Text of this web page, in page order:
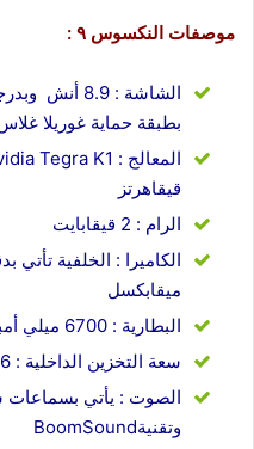
موصفات النكسوس ٩ :
بطبقة حماية غوريلا غلاس
قيقاهرتز
الرام : 2 قيقابايت
ميقابكسل
البطارية : 6700 ميلي أمبير
سعة التخزين الداخلية : 16 أو 32 قيقابايت
الصوت : يأتي بسماعات
وتقنيةBoomSound